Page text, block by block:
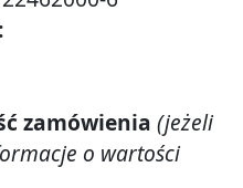
zamówienia (jeżeli
o wartości